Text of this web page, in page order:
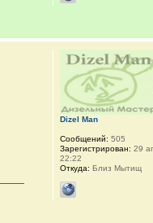
Dizel Man
Сообщений: 505
Зарегистрирован: 29
22:22
Откуда: Близ Мытищ